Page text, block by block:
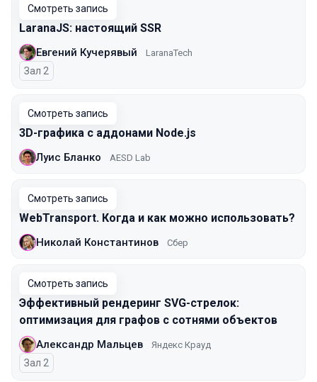
Смотреть запись
LaranaJS: настоящий SSR
Евгений Кучерявый LaranaTech
Зал 2
Смотреть запись
3D-графика с аддонами Node.js
Луис Бланко AESD Lab
Смотреть запись
WebTransport. Когда и как можно использовать?
Николай Константинов Сбер
Смотреть запись
Эффективный рендеринг SVG-стрелок:
оптимизация для графов с сотнями объектов
Александр Мальцев Яндекс Крауд
Зал 2